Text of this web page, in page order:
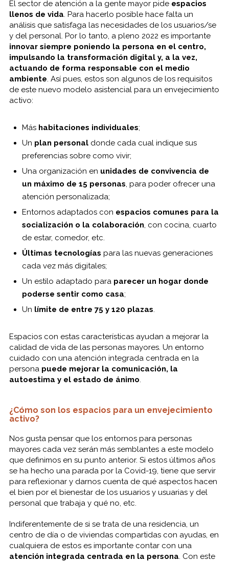
El sector de atención a la gente mayor pide espacios
llenos de vida. Para hacerlo posible hace falta un
análisis que satisfaga las necesidades de los usuarios/se
y del personal. Por lo tanto, a pleno 2022 es importante
innovar siempre poniendo la persona en el centro,
impulsando la transformación digital y, a la vez,
actuando de forma responsable con el medio
ambiente. Así pues, estos son algunos de los requisitos
de este nuevo modelo asistencial para un envejecimiento
activo:
Más habitaciones individuales;
Un plan personaldonde cada cual indique sus
preferencias sobre como vivir;
Una organización en unidades de convivencia de
un máximo de 15 personas, para poder ofrecer una
atención personalizada;
Entornos adaptados con espacios comunes para la
socialización o la colaboración, con cocina, cuarto
de estar, comedor, etc.
Últimas tecnologías para las nuevas generaciones
cada vez más digitales;
Un estilo adaptado para parecer un hogar donde
poderse sentir como casa;
Un límite de entre 75 y 120 plazas.
Espacios con estas características ayudan a mejorar la
calidad de vida de las personas mayores. Un entorno
cuidado con una atención integrada centrada en la
persona puede mejorar la comunicación, la
autoestima y el estado de ánimo.
¿Cómo son los espacios para un envejecimiento
activo?
Nos gusta pensar que los entornos para personas
mayores cada vez serán más semblantes a este modelo
que definimos en su punto anterior. Si estos últimos años
se ha hecho una parada por la Covid-19, tiene que servir
para reflexionar y darnos cuenta de qué aspectos hacen
el bien por el bienestar de los usuarios y usuarias y del
personal que trabaja y qué no, etc.
Indiferentemente de si se trata de una residencia, un
centro de día o de viviendas compartidas con ayudas, en
cualquiera de estos es importante contar con una
atención integrada centrada en la persona. Con este